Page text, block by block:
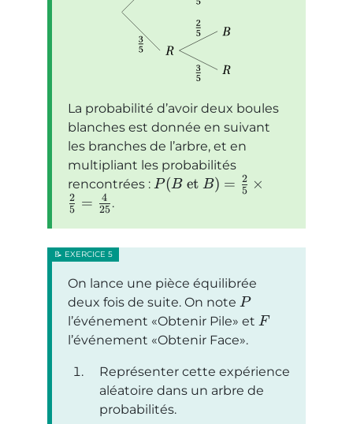
La probabilité d’avoir deux boules
blanches est donnée en suivant
les branches de l’arbre, et en
multipliant les probabilités
rencontrées : P(Bet B) = 5
2 ×
5
2 = 25
4 .
On lance une pièce équilibrée
deux fois de suite. On note P
l’événement Obtenir Pile et F
l’événement Obtenir Face .
Représenter cette expérience
aléatoire dans un arbre de
probabilités.